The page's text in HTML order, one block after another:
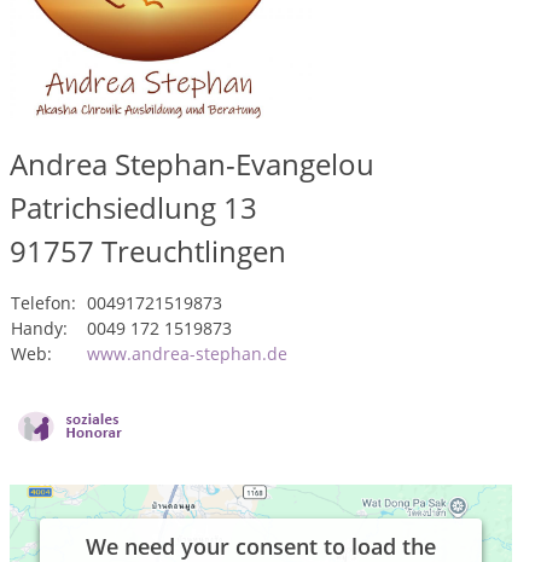
Andrea Stephan-Evangelou
Patrichsiedlung 13
91757 Treuchtlingen
Telefon: 00491721519873
Handy:
0049 172 1519873
Web:
www.andrea-stephan.de
We need your consent to load the